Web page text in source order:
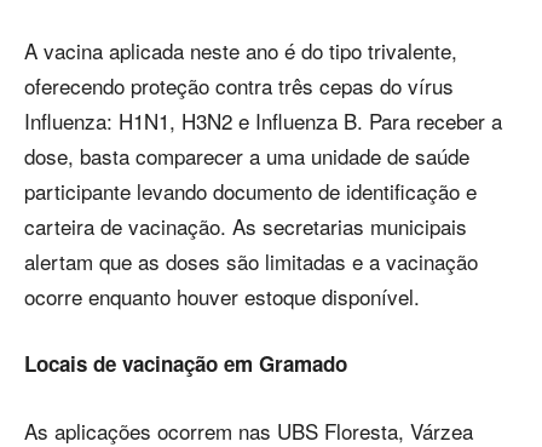
A vacina aplicada neste ano é do tipo trivalente,
oferecendo proteção contra três cepas do vírus
Influenza: H1N1, H3N2 e Influenza B. Para receber a
dose, basta comparecer a uma unidade de saúde
participante levando documento de identificação e
carteira de vacinação. As secretarias municipais
alertam que as doses são limitadas e a vacinação
ocorre enquanto houver estoque disponível.
Locais de vacinação em Gramado
As aplicações ocorrem nas UBS Floresta, Várzea